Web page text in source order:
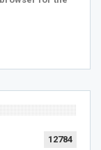
12784